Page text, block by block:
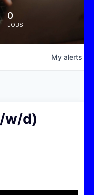
0
JOBS
My alerts
w/d)